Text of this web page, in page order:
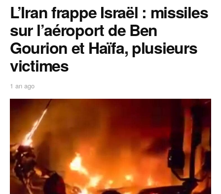
L’Iran frappe Israël : missiles
sur l’aéroport de Ben
Gourion et Haïfa, plusieurs
victimes
1 an ago